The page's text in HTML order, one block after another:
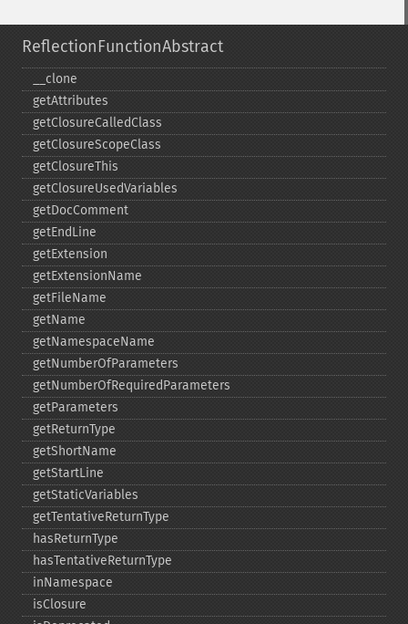
ReflectionFunctionAbstract
_​_​clone
getAttributes
getClosureCalledClass
getClosureScopeClass
getClosureThis
getClosureUsedVariables
getDocComment
getEndLine
getExtension
getExtensionName
getFileName
getName
getNamespaceName
getNumberOfParameters
getNumberOfRequiredParameters
getParameters
getReturnType
getShortName
getStartLine
getStaticVariables
getTentativeReturnType
hasReturnType
hasTentativeReturnType
inNamespace
isClosure